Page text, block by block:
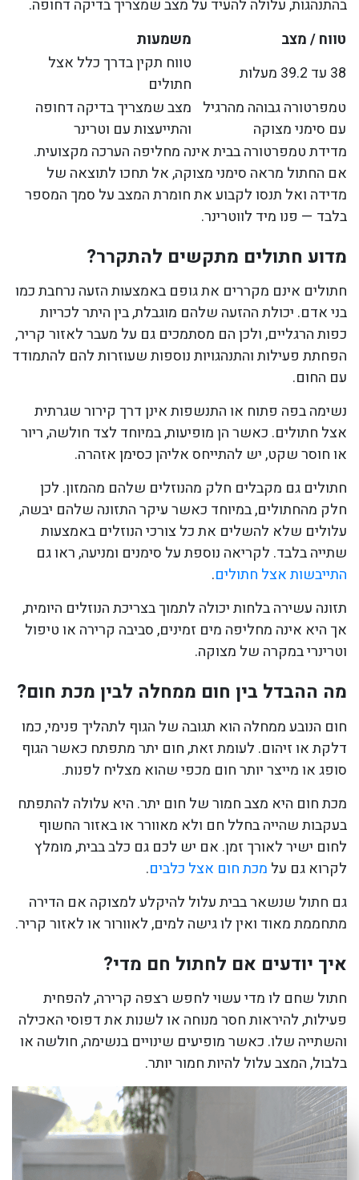
בהתנהגות, עלולה להעיד על מצב שמצריך בדיקה דחופה.
טווח / מצב
משמעות
38 עד 39.2 מעלות
טווח תקין בדרך כלל אצל
חתולים
טמפרטורה גבוהה מהרגיל
עם סימני מצוקה
מצב שמצריך בדיקה דחופה
והתייעצות עם וטרינר
מדידת טמפרטורה בבית אינה מחליפה הערכה מקצועית.
אם החתול מראה סימני מצוקה, אל תחכו לתוצאה של
מדידה ואל תנסו לקבוע את חומרת המצב על סמך המספר
בלבד — פנו מיד לווטרינר.
מדוע חתולים מתקשים להתקרר?
חתולים אינם מקררים את גופם באמצעות הזעה נרחבת כמו
בני אדם. יכולת ההזעה שלהם מוגבלת, בין היתר לכריות
כפות הרגליים, ולכן הם מסתמכים גם על מעבר לאזור קריר,
הפחתת פעילות והתנהגויות נוספות שעוזרות להם להתמודד
עם החום.
נשימה בפה פתוח או התנשפות אינן דרך קירור שגרתית
אצל חתולים. כאשר הן מופיעות, במיוחד לצד חולשה, ריור
או חוסר שקט, יש להתייחס אליהן כסימן אזהרה.
חתולים גם מקבלים חלק מהנוזלים שלהם מהמזון. לכן
חלק מהחתולים, במיוחד כאשר עיקר התזונה שלהם יבשה,
עלולים שלא להשלים את כל צורכי הנוזלים באמצעות
שתייה בלבד. לקריאה נוספת על סימנים ומניעה, ראו גם
התייבשות אצל חתולים.
תזונה עשירה בלחות יכולה לתמוך בצריכת הנוזלים היומית,
אך היא אינה מחליפה מים זמינים, סביבה קרירה או טיפול
וטרינרי במקרה של מצוקה.
מה ההבדל בין חום ממחלה לבין מכת חום?
חום הנובע ממחלה הוא תגובה של הגוף לתהליך פנימי, כמו
דלקת או זיהום. לעומת זאת, חום יתר מתפתח כאשר הגוף
סופג או מייצר יותר חום מכפי שהוא מצליח לפנות.
מכת חום היא מצב חמור של חום יתר. היא עלולה להתפתח
בעקבות שהייה בחלל חם ולא מאוורר או באזור החשוף
לחום ישיר לאורך זמן. אם יש לכם גם כלב בבית, מומלץ
לקרוא גם על מכת חום אצל כלבים.
גם חתול שנשאר בבית עלול להיקלע למצוקה אם הדירה
מתחממת מאוד ואין לו גישה למים, לאוורור או לאזור קריר.
איך יודעים אם לחתול חם מדי?
חתול שחם לו מדי עשוי לחפש רצפה קרירה, להפחית
פעילות, להיראות חסר מנוחה או לשנות את דפוסי האכילה
והשתייה שלו. כאשר מופיעים שינויים בנשימה, חולשה או
בלבול, המצב עלול להיות חמור יותר.